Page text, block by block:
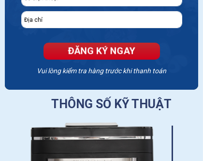
ĐĂNG KÝ NGAY
Vui lòng kiểm tra hàng trước khi thanh toán
THÔNG SỐ KỸ THUẬT